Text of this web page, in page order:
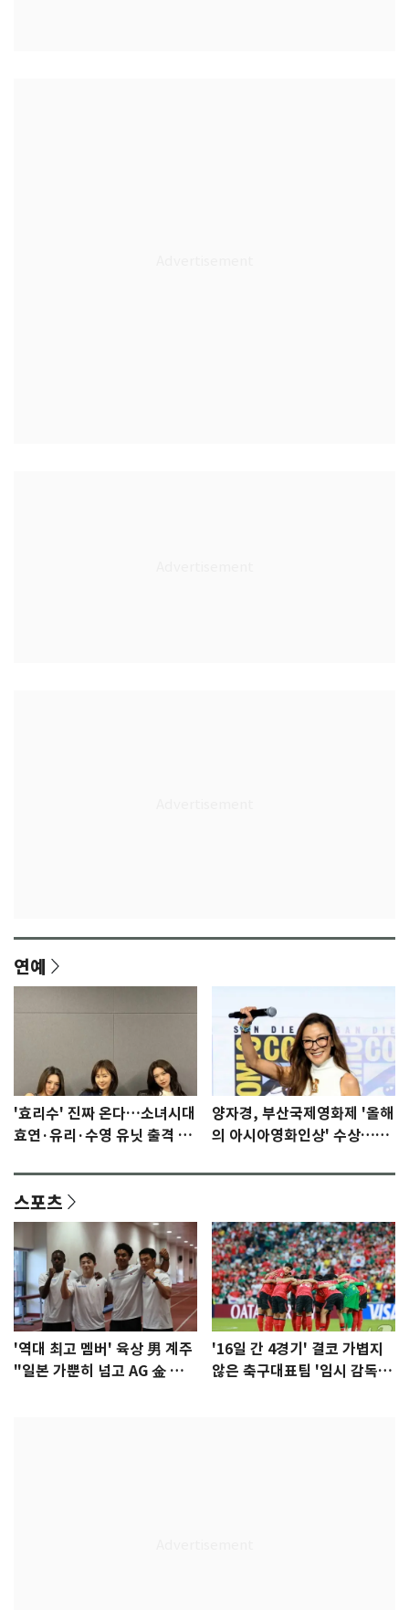
연예
'효리수' 진짜 온다…소녀시대
효연·유리·수영 유닛 출격 [N
양자경, 부산국제영화제 '올해
의 아시아영화인상' 수상…15
스포츠
'역대 최고 멤버' 육상 男 계주
"일본 가뿐히 넘고 AG 金 따겠
'16일 간 4경기' 결코 가볍지
않은 축구대표팀 '임시 감독'